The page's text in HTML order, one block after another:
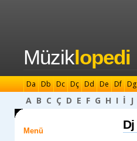
Müziklopedi
Da Db Dc Dç Dd De Df Dg
A B C Ç D E F G H I İ J
Menü Dj